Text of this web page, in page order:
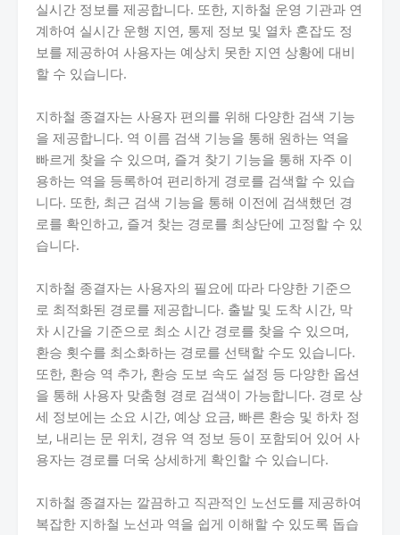
실시간 정보를 제공합니다. 또한, 지하철 운영 기관과 연
계하여 실시간 운행 지연, 통제 정보 및 열차 혼잡도 정
보를 제공하여 사용자는 예상치 못한 지연 상황에 대비
할 수 있습니다.
지하철 종결자는 사용자 편의를 위해 다양한 검색 기능
을 제공합니다. 역 이름 검색 기능을 통해 원하는 역을
빠르게 찾을 수 있으며, 즐겨 찾기 기능을 통해 자주 이
용하는 역을 등록하여 편리하게 경로를 검색할 수 있습
니다. 또한, 최근 검색 기능을 통해 이전에 검색했던 경
로를 확인하고, 즐겨 찾는 경로를 최상단에 고정할 수 있
습니다.
지하철 종결자는 사용자의 필요에 따라 다양한 기준으
로 최적화된 경로를 제공합니다. 출발 및 도착 시간, 막
차 시간을 기준으로 최소 시간 경로를 찾을 수 있으며,
환승 횟수를 최소화하는 경로를 선택할 수도 있습니다.
또한, 환승 역 추가, 환승 도보 속도 설정 등 다양한 옵션
을 통해 사용자 맞춤형 경로 검색이 가능합니다. 경로 상
세 정보에는 소요 시간, 예상 요금, 빠른 환승 및 하차 정
보, 내리는 문 위치, 경유 역 정보 등이 포함되어 있어 사
용자는 경로를 더욱 상세하게 확인할 수 있습니다.
지하철 종결자는 깔끔하고 직관적인 노선도를 제공하여
복잡한 지하철 노선과 역을 쉽게 이해할 수 있도록 돕습